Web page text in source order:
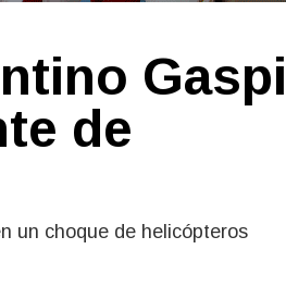
Gaspi
de
un choque de helicópteros